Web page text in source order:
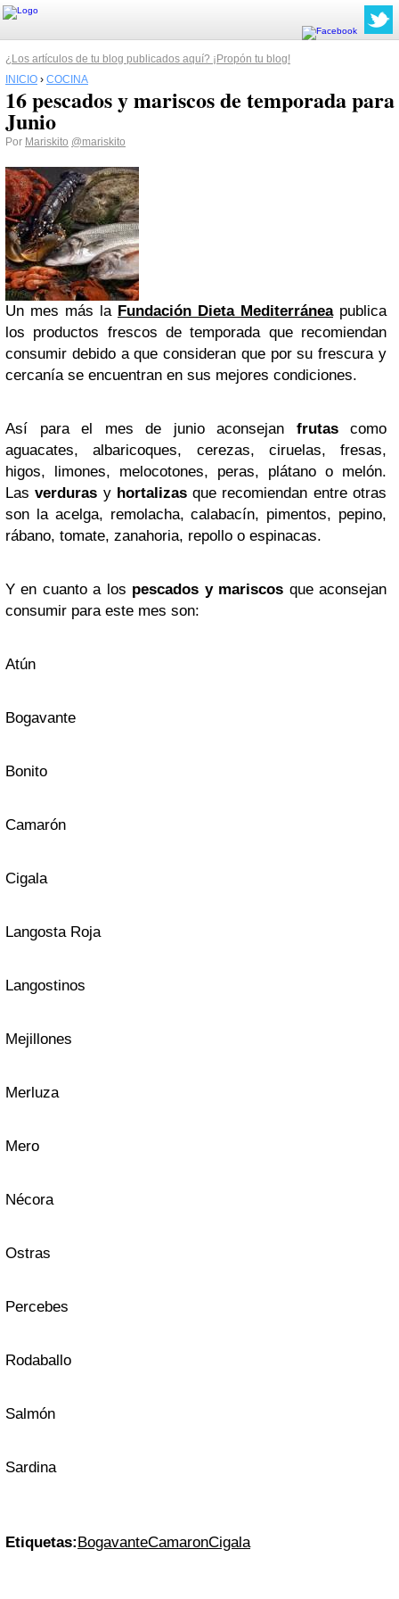
¿Los artículos de tu blog publicados aquí? ¡Propón tu blog!
INICIO › COCINA
16 pescados y mariscos de temporada para
Junio
Por Mariskito @mariskito
Un mes más la Fundación Dieta Mediterráneapublica
los productos frescos de temporada que recomiendan
consumir debido a que consideran que por su frescura y
cercanía se encuentran en sus mejores condiciones.
Así para el mes de junio aconsejan frutas como
aguacates, albaricoques, cerezas, ciruelas, fresas,
higos, limones, melocotones, peras, plátano o melón.
Lasverduras y hortalizasque recomiendan entre otras
son la acelga, remolacha, calabacín, pimentos, pepino,
rábano, tomate, zanahoria, repollo o espinacas.
Y en cuanto a los pescados y mariscos que aconsejan
consumir para este mes son:
Atún
Bogavante
Bonito
Camarón
Cigala
Langosta Roja
Langostinos
Mejillones
Merluza
Mero
Nécora
Ostras
Percebes
Rodaballo
Salmón
Sardina
Etiquetas:BogavanteCamaronCigala